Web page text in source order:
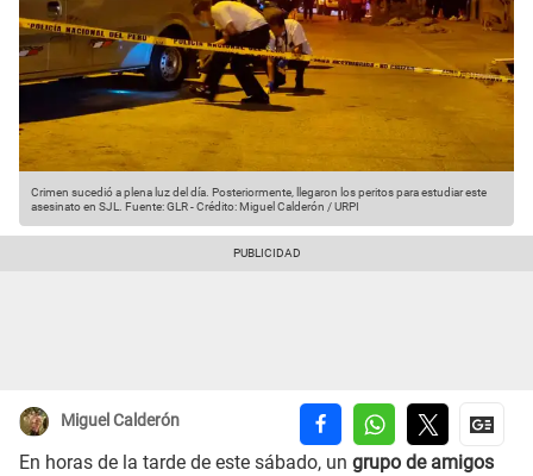
Crimen sucedió a plena luz del día. Posteriormente, llegaron los peritos para estudiar este
asesinato en SJL. Fuente: GLR-Crédito: Miguel Calderón / URPI
Miguel Calderón
En horas de la tarde de este sábado, un grupo de amigos